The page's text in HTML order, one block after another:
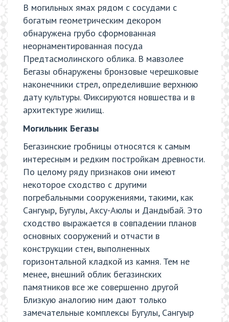
В могильных ямах рядом с сосудами с
богатым геометрическим декором
обнаружена грубо сформованная
неорнаментированная посуда
Предтасмолинского облика. В мавзолее
Бегазы обнаружены бронзовые черешковые
наконечники стрел, определившие верхнюю
дату культуры. Фиксируются новшества и в
архитектуре жилищ.
Могильник Бегазы
Бегазинские гробницы относятся к самым
интересным и редким постройкам древности.
По целому ряду признаков они имеют
некоторое сходство с другими
погребальными сооружениями, такими, как
Сангуыр, Бугулы, Аксу-Аюлы и Дандыбай. Это
сходство выражается в совпадении планов
основных сооружений и отчасти в
конструкции стен, выполненных
горизонтальной кладкой из камня. Тем не
менее, внешний облик бегазинских
памятников все же совершенно другой
Близкую аналогию ним дают только
замечательные комплексы Бугулы, Сангуыр